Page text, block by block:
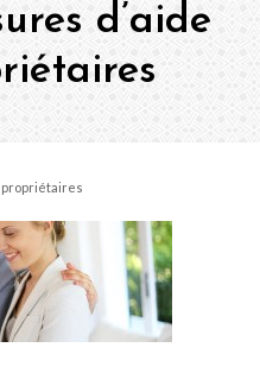
d’aide
propriétaires